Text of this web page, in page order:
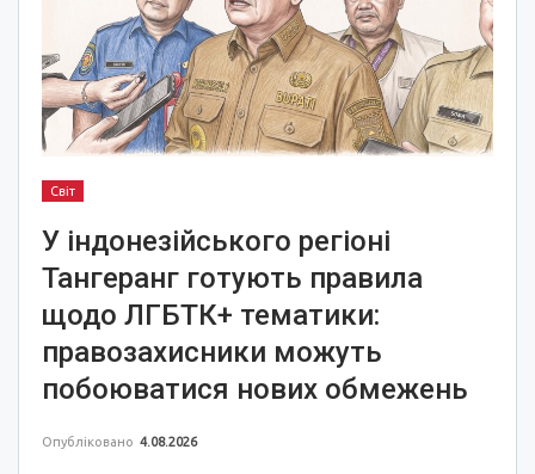
Світ
У індонезійського регіоні
Тангеранг готують правила
щодо ЛГБТК+ тематики:
правозахисники можуть
побоюватися нових обмежень
Опубліковано 4.08.2026